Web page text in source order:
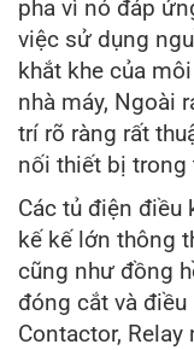
pha vì nó đáp
việc sử dụng
khắt khe của
nhà máy, Ngoài
trí rõ ràng rất
nối thiết bị trong
Các tủ điện
kế kế lớn thông
cũng như đồng
đóng cắt và điều
Contactor,